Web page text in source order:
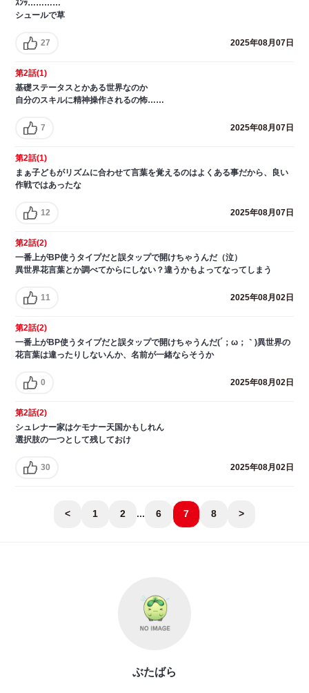
ｽﾝｯ…………
シュールで草
27 2025年08月07日
第2話(1)
基礎ステータスとかある世界なのか
自分のスキルに精神操作されるの怖……
7 2025年08月07日
第2話(1)
まぁ子どもがリズムに合わせて言葉を覚えるのはよくある事だから、良い
作戦ではあったな
12 2025年08月07日
第2話(2)
一番上がBP使うタイプだと誤タップで開けちゃうんだ（泣）
異世界花言葉とか調べてからにしない？違うかもよってなってしまう
11 2025年08月02日
第2話(2)
一番上がBP使うタイプだと誤タップで開けちゃうんだ(´；ω；｀)異世界の
花言葉は違ったりしないんか、名前が一緒ならそうか
0 2025年08月02日
第2話(2)
シュレナー家はケモナー天国かもしれん
選択肢の一つとして残しておけ
30 2025年08月02日
< 1 2 ... 6 7 8 >
ぶたばら